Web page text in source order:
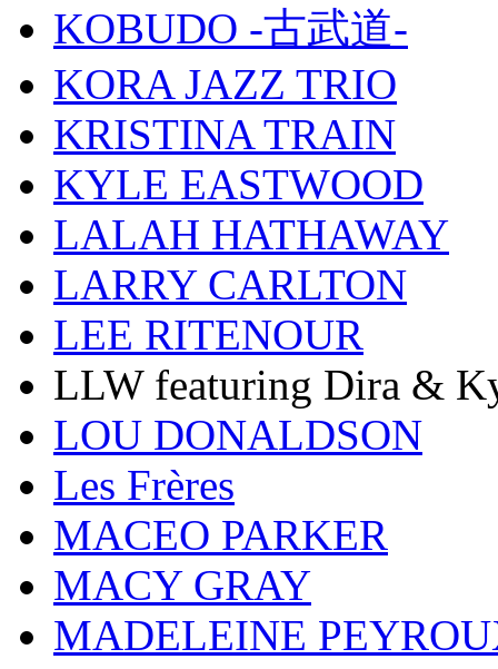
KOBUDO -古武道-
KORA JAZZ TRIO
KRISTINA TRAIN
KYLE EASTWOOD
LALAH HATHAWAY
LARRY CARLTON
LEE RITENOUR
LLW featuring Dira &
LOU DONALDSON
Les Frères
MACEO PARKER
MACY GRAY
MADELEINE